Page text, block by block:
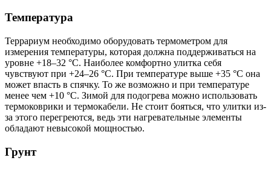
Температура
Террариум необходимо оборудовать термометром для
измерения температуры, которая должна поддерживаться на
уровне +18–32 °C. Наиболее комфортно улитка себя
чувствуют при +24–26 °C. При температуре выше +35 °C она
может впасть в спячку. То же возможно и при температуре
менее чем +10 °C. Зимой для подогрева можно использовать
термоковрики и термокабели. Не стоит бояться, что улитки из-
за этого перегреются, ведь эти нагревательные элементы
обладают невысокой мощностью.
Грунт